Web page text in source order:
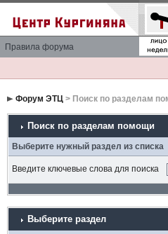
Правила форума
Форум ЭТЦ> Поиск по разделам
Поиск по разделам помощи
Выберите нужный раздел из списка
Введите ключевые слова для поиска
Выберите раздел